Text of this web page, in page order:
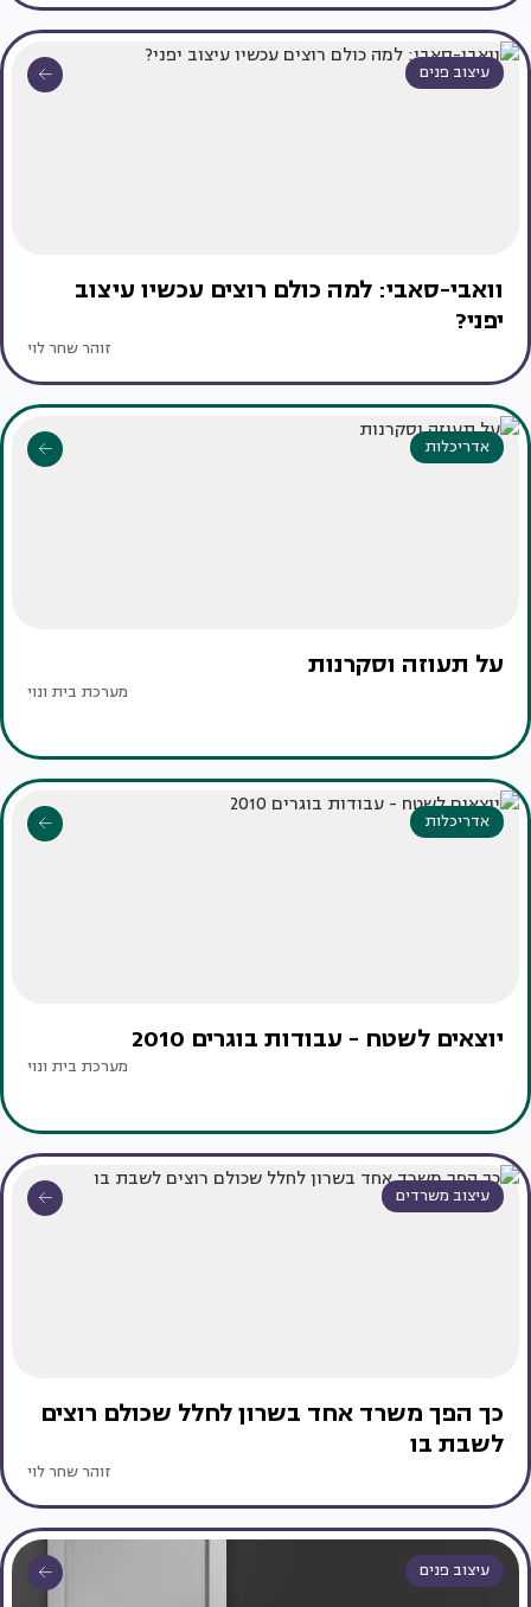
עיצוב פנים
וואבי-סאבי: למה כולם רוצים עכשיו עיצוב
יפני?
זוהר שחר לוי
אדריכלות
על תעוזה וסקרנות
מערכת בית ונוי
אדריכלות
יוצאים לשטח - עבודות בוגרים 2010
מערכת בית ונוי
עיצוב משרדים
כך הפך משרד אחד בשרון לחלל שכולם רוצים
לשבת בו
זוהר שחר לוי
עיצוב פנים